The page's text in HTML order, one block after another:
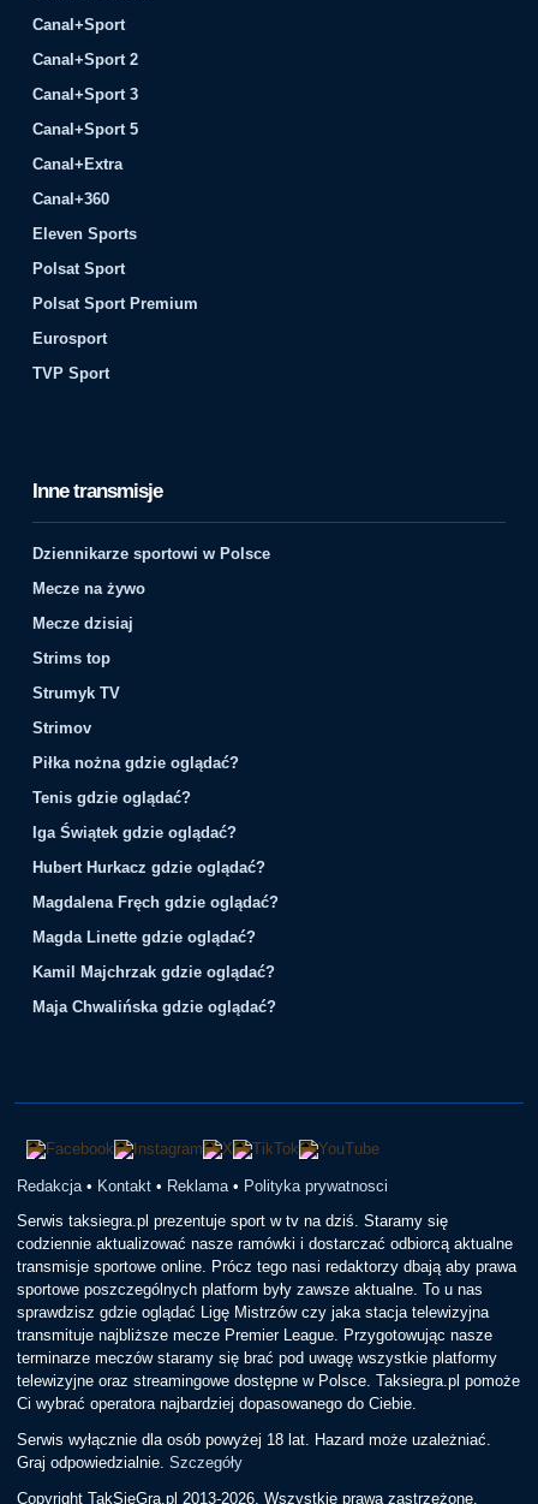
Canal+Sport
Canal+Sport 2
Canal+Sport 3
Canal+Sport 5
Canal+Extra
Canal+360
Eleven Sports
Polsat Sport
Polsat Sport Premium
Eurosport
TVP Sport
Inne transmisje
Dziennikarze sportowi w Polsce
Mecze na żywo
Mecze dzisiaj
Strims top
Strumyk TV
Strimov
Piłka nożna gdzie oglądać?
Tenis gdzie oglądać?
Iga Świątek gdzie oglądać?
Hubert Hurkacz gdzie oglądać?
Magdalena Fręch gdzie oglądać?
Magda Linette gdzie oglądać?
Kamil Majchrzak gdzie oglądać?
Maja Chwalińska gdzie oglądać?
Redakcja • Kontakt • Reklama • Polityka prywatnosci
Serwis taksiegra.pl prezentuje sport w tv na dziś. Staramy się
codziennie aktualizować nasze ramówki i dostarczać odbiorcą aktualne
transmisje sportowe online. Prócz tego nasi redaktorzy dbają aby prawa
sportowe poszczególnych platform były zawsze aktualne. To u nas
sprawdzisz gdzie oglądać Ligę Mistrzów czy jaka stacja telewizyjna
transmituje najbliższe mecze Premier League. Przygotowując nasze
terminarze meczów staramy się brać pod uwagę wszystkie platformy
telewizyjne oraz streamingowe dostępne w Polsce. Taksiegra.pl pomoże
Ci wybrać operatora najbardziej dopasowanego do Ciebie.
Serwis wyłącznie dla osób powyżej 18 lat. Hazard może uzależniać.
Graj odpowiedzialnie.Szczegóły
Copyright TakSieGra.pl 2013-2026. Wszystkie prawa zastrzeżone.